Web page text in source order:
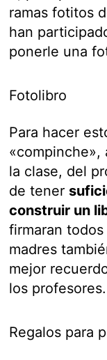
ramas fotitos
han
ponerle una
Fotolibro
Para hacer
la clase, del
de tener
construir un
firmaran
madres
mejor
los profesores.
Regalos para